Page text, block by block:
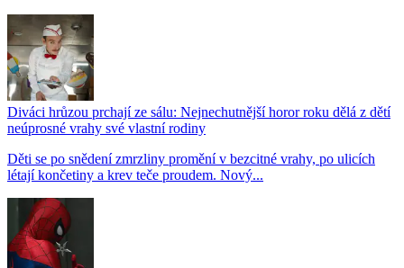
Diváci hrůzou prchají ze sálu: Nejnechutnější horor roku dělá z dětí
neúprosné vrahy své vlastní rodiny
Děti se po snědení zmrzliny promění v bezcitné vrahy, po ulicích
létají končetiny a krev teče proudem. Nový...